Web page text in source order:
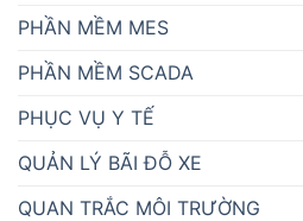
PHẦN MỀM MES
PHẦN MỀM SCADA
PHỤC VỤ Y TẾ
QUẢN LÝ BÃI ĐỖ XE
QUAN TRẮC MÔI TRƯỜNG